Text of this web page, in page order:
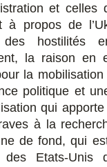
et celles
à propos de
des hostilités
la raison en
la
politique et
qui
à la
de fond, qui
Etats-Unis